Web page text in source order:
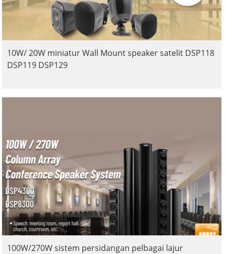
10W/ 20W miniatur Wall Mount speaker satelit DSP118
DSP119 DSP129
100W/270W sistem persidangan pelbagai lajur